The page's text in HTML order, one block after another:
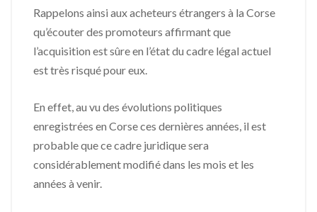
Rappelons ainsi aux acheteurs étrangers à la Corse
qu’écouter des promoteurs affirmant que
l’acquisition est sûre en l’état du cadre légal actuel
est très risqué pour eux.
En effet, au vu des évolutions politiques
enregistrées en Corse ces dernières années, il est
probable que ce cadre juridique sera
considérablement modifié dans les mois et les
années à venir.